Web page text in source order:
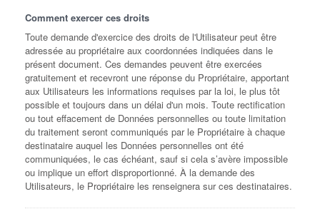
Comment exercer ces droits
Toute demande d'exercice des droits de l'Utilisateur peut être
adressée au propriétaire aux coordonnées indiquées dans le
présent document. Ces demandes peuvent être exercées
gratuitement et recevront une réponse du Propriétaire, apportant
aux Utilisateurs les informations requises par la loi, le plus tôt
possible et toujours dans un délai d'un mois. Toute rectification
ou tout effacement de Données personnelles ou toute limitation
du traitement seront communiqués par le Propriétaire à chaque
destinataire auquel les Données personnelles ont été
communiquées, le cas échéant, sauf si cela s’avère impossible
ou implique un effort disproportionné. À la demande des
Utilisateurs, le Propriétaire les renseignera sur ces destinataires.